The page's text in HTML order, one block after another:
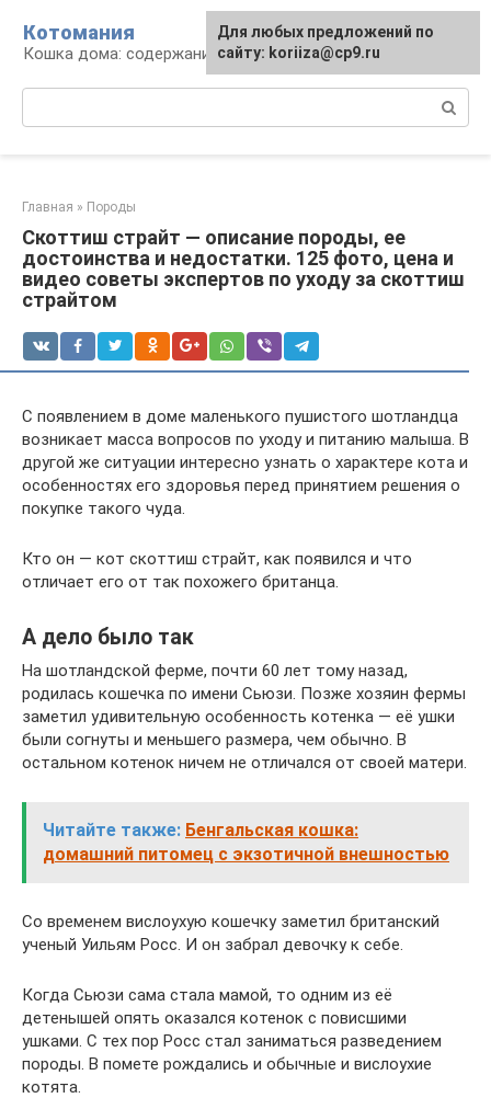
контенту
Котомания
Кошка дома: содержание и уход
Главная » Породы
Скоттиш страйт — описание породы, ее
достоинства и недостатки. 125 фото, цена и
видео советы экспертов по уходу за скоттиш
страйтом
С появлением в доме маленького пушистого шотландца
возникает масса вопросов по уходу и питанию малыша. В
другой же ситуации интересно узнать о характере кота и
особенностях его здоровья перед принятием решения о
покупке такого чуда.
Кто он — кот скоттиш страйт, как появился и что
отличает его от так похожего британца.
А дело было так
На шотландской ферме, почти 60 лет тому назад,
родилась кошечка по имени Сьюзи. Позже хозяин фермы
заметил удивительную особенность котенка — её ушки
были согнуты и меньшего размера, чем обычно. В
остальном котенок ничем не отличался от своей матери.
Читайте также: Бенгальская кошка:
домашний питомец с экзотичной внешностью
Со временем вислоухую кошечку заметил британский
ученый Уильям Росс. И он забрал девочку к себе.
Когда Сьюзи сама стала мамой, то одним из её
детенышей опять оказался котенок с повисшими
ушками. С тех пор Росс стал заниматься разведением
породы. В помете рождались и обычные и вислоухие
котята.
Для любых предложений по
сайту: koriiza@cp9.ru